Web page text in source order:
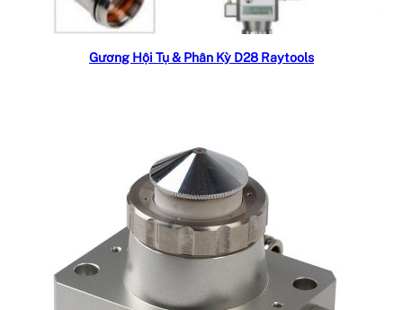
Read more
Gương Hội Tụ & Phân Kỳ D28 Raytools